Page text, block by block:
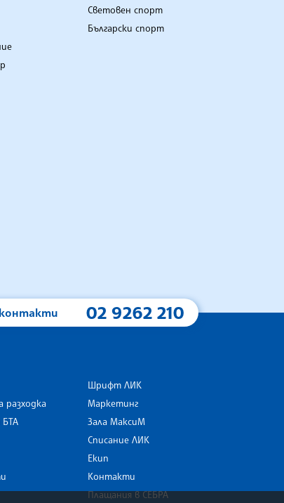
Световен спорт
Български спорт
02 9262 210
разходка
БТА
Шрифт ЛИК
Маркетинг
Зала МаксиМ
Списание ЛИК
Екип
Контакти
Плащания в СЕБРА